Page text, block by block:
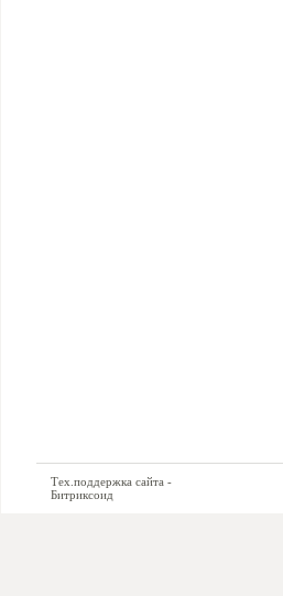
Тех.поддержка сайта -
Битриксоид